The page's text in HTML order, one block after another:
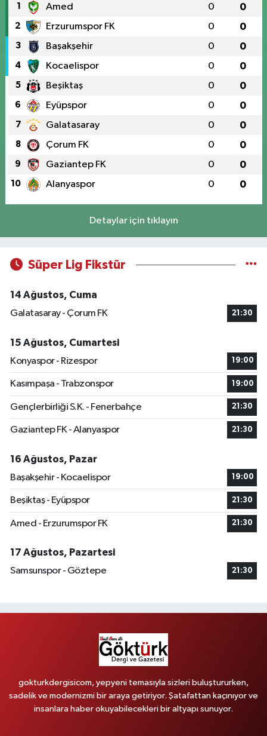
1 Amed 0 0
2 Erzurumspor FK 0 0
3 Başakşehir 0 0
4 Kocaelispor 0 0
5 Beşiktaş 0 0
6 Eyüpspor 0 0
7 Galatasaray 0 0
8 Çorum FK 0 0
9 Gaziantep FK 0 0
10 Alanyaspor 0 0
Detaylar için tıklayın
Süper Lig Fikstür
14 Ağustos, Cuma
Galatasaray - Çorum FK
21:30
15 Ağustos, Cumartesi
Konyaspor - Rizespor
19:00
Kasımpaşa - Trabzonspor 19:00
Gençlerbirliği S.K. - Fenerbahçe 21:30
Gaziantep FK - Alanyaspor 21:30
16 Ağustos, Pazar
Başakşehir - Kocaelispor
19:00
Beşiktaş - Eyüpspor 21:30
Amed - Erzurumspor FK 21:30
17 Ağustos, Pazartesi
Samsunspor - Göztepe
21:30
gokturkdergisicom, yepyeni temasıyla sizleri buluştururken,
sadelik ve modernizmi bir araya getiriyor. Şatafattan kaçınıyor ve
insanlara haber okuyabilecekleri bir altyapı sunuyor.